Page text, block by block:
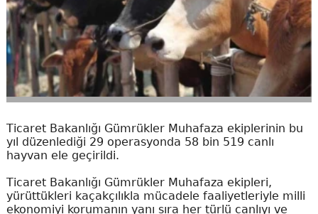
Ticaret Bakanlığı Gümrükler Muhafaza ekiplerinin bu
yıl düzenlediği 29 operasyonda 58 bin 519 canlı
hayvan ele geçirildi.
Ticaret Bakanlığı Gümrükler Muhafaza ekipleri,
yürüttükleri kaçakçılıkla mücadele faaliyetleriyle milli
ekonomiyi korumanın yanı sıra her türlü canlıyı ve